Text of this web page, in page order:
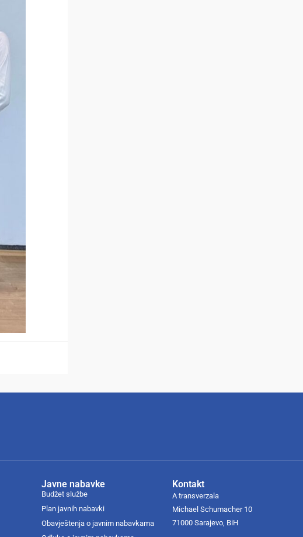
Javne nabavke
Budžet službe
Plan javnih nabavki
Obavještenja o javnim nabavkama
Kontakt
A transverzala
Michael Schumacher 10
71000 Sarajevo, BiH